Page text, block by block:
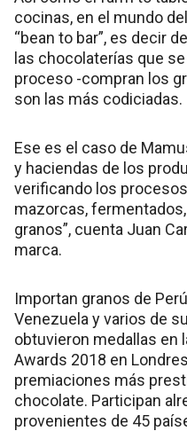
cocinas, en el mundo
“bean to bar”, es decir
las chocolaterías que
proceso -compran los
son las más codiciadas.
Ese es el caso de
y haciendas de los
verificando los
mazorcas,
granos”, cuenta Juan
marca.
Importan granos de
Venezuela y varios de
obtuvieron medallas en
Awards 2018 en
premiaciones más
chocolate. Participan
provenientes de 45